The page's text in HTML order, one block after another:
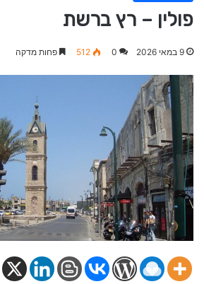
פולין – רץ ברשת
9 במאי 2026 0
512 פחות מדקה